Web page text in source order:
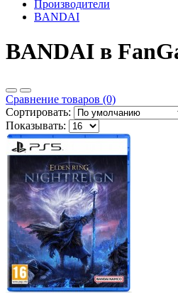
Производители
BANDAI
BANDAI в
Сравнение товаров (0)
Сортировать:
Показывать: